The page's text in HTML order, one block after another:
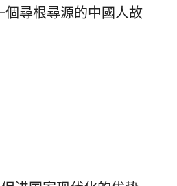
個尋根尋源的中國人故